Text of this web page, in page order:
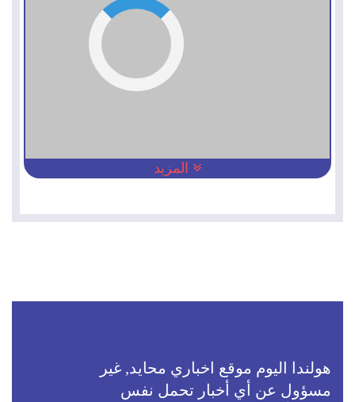
المزيد
هولندا اليوم موقع اخباري محايد, غير
مسؤول عن أي أخبار تحمل نفس